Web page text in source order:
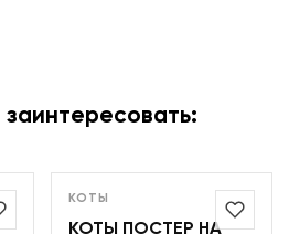
заинтересовать:
КОТЫ
КОТЫ ПОСТЕР НА